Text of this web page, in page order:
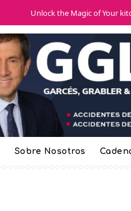
Unlock the Magic of Your
Sobre Nosotros